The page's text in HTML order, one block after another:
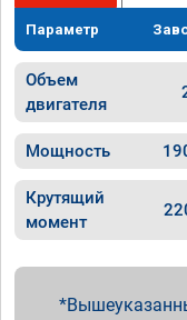
Параметр
Объем
двигателя
Мощность
Крутящий
момент